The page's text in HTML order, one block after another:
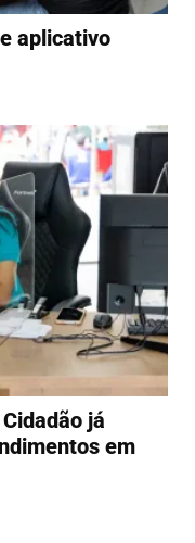
aplicativo
já
em